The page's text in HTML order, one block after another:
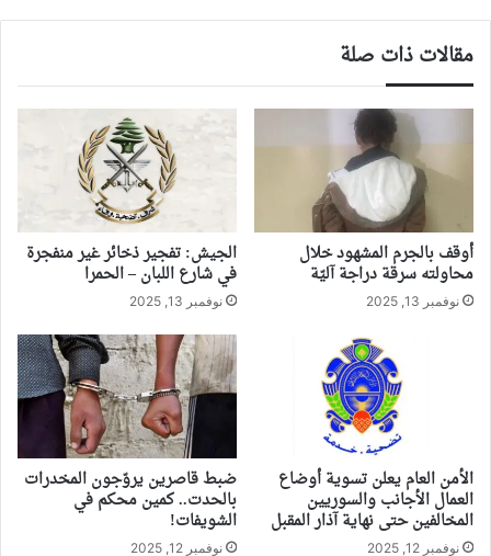
مقالات ذات صلة
أوقف بالجرم المشهود خلال
محاولته سرقة دراجة آليّة
نوفمبر 13, 2025
الجيش: تفجير ذخائر غير منفجرة
في شارع اللبان – الحمرا
نوفمبر 13, 2025
الأمن العام يعلن تسوية أوضاع
العمال الأجانب والسوريين
المخالفين حتى نهاية آذار المقبل
نوفمبر 12, 2025
ضبط قاصرين يروّجون المخدرات
بالحدت.. كمين محكم في
الشويفات!
نوفمبر 12, 2025